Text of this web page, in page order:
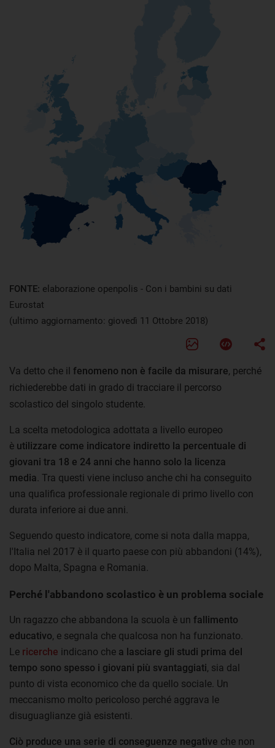
FONTE: elaborazione openpolis - Con i bambini su dati
Eurostat
(ultimo aggiornamento: giovedì 11 Ottobre 2018)
Va detto che il fenomeno non è facile da misurare, perché
richiederebbe dati in grado di tracciare il percorso
scolastico del singolo studente.
La scelta metodologica adottata a livello europeo
è utilizzare come indicatore indiretto la percentuale di
giovani tra 18 e 24 anni che hanno solo la licenza
media . Tra questi viene incluso anche chi ha conseguito
una qualifica professionale regionale di primo livello con
durata inferiore ai due anni.
Seguendo questo indicatore, come si nota dalla mappa,
l'Italia nel 2017 è il quarto paese con più abbandoni (14%),
dopo Malta, Spagna e Romania.
Perché l'abbandono scolastico è un problema sociale
Un ragazzo che abbandona la scuola è un fallimento
educativo, e segnala che qualcosa non ha funzionato.
Le ricerche indicano che a lasciare gli studi prima del
tempo sono spesso i giovani più svantaggiati, sia dal
punto di vista economico che da quello sociale. Un
meccanismo molto pericoloso perché aggrava le
disuguaglianze già esistenti.
Ciò produce una serie di conseguenze negative che non